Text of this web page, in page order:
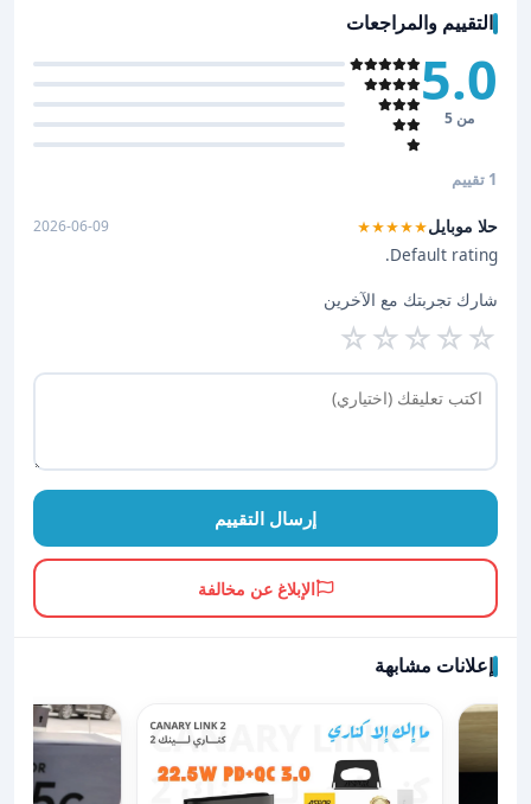
التقييم والمراجعات
5.0
من 5
1 تقييم
حلا موبايل★★★★★
2026-06-09
Default rating.
شارك تجربتك مع الآخرين
☆
☆
☆
☆
☆
إرسال التقييم
الإبلاغ عن مخالفة
إعلانات مشابهة